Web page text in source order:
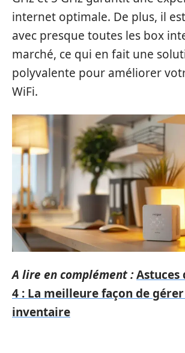
internet optimale. De plus, il
avec presque toutes les box
marché, ce qui en fait une
polyvalente pour améliorer
WiFi.
A lire en complément :Astuces
4 : La meilleure façon de
inventaire